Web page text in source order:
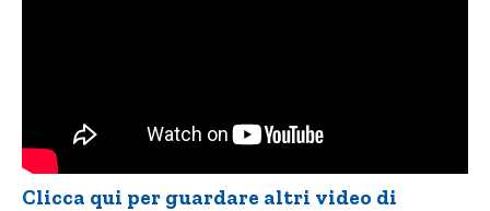
Clicca qui per guardare altri video di